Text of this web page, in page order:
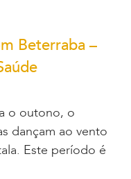
Beterraba –
o outono, o
dançam ao vento
Este período é